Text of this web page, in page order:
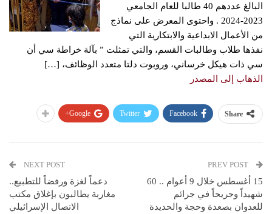
البالغ عددهم 40 طالبا للعام الجامعي
2023-2024 . واحتوى المعرض على نماذج
من الأعمال الابداعية والابتكارية التي
نفذها طلاب وطالبات القسم، والتي تمثلت ” بآلة خراطة سي أن
سي ذات هيكل خرساني، وروبوت دلتا متعدد الوظائف، […]
الذهاب إلى المصدر
Share
Facebook
Twitter
Google+
15 أغسطس خلال 9 أعوام .. 60
شهيداً وجريحاً في جرائم
للعدوان بصعدة وحجة والحديدة
NEXT POST
دعماً لغزة ورفضاً للتطبيع..
مغاربة يطالبون بإغلاق مكتب
الاتصال الإسرائيلي